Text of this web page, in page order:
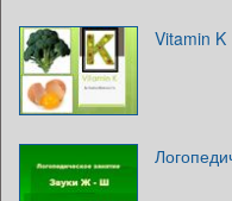
Vitamin K